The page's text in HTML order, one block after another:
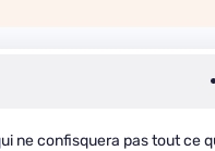
ne confisquera pas tout ce